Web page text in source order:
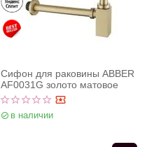
Сифон для раковины ABBER
AF0031G золото матовое
в наличии